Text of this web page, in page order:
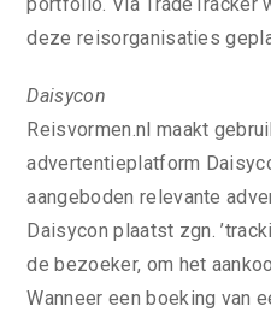
portfolio. Via TradeTracker
deze reisorganisaties
Daisycon
Reisvormen.nl maakt
advertentieplatform
aangeboden relevante
Daisycon plaatst zgn.
de bezoeker, om het
Wanneer een boeking van